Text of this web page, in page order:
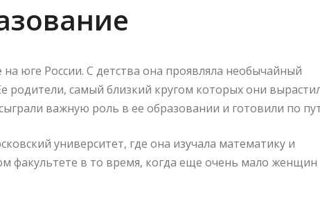
юге России. С детства она проявляла необычайный
родители, самый близкий кругом которых они
важную роль в ее образовании и готовили по
университет, где она изучала математику и
факультете в то время, когда еще очень мало женщин